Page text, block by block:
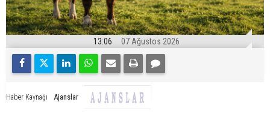
13:06 07 Ağustos 2026
Haber Kaynağı Ajanslar